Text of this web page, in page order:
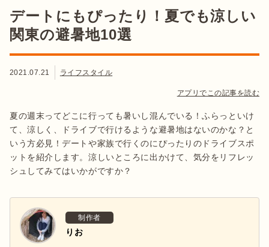
デートにもぴったり！夏でも涼しい
関東の避暑地10選
2021.07.21 ライフスタイル
アプリでこの記事を読む
夏の週末ってどこに行っても暑いし混んでいる！ふらっといけ
て、涼しく、ドライブで行けるような避暑地はないのかな？と
いう方必見！デートや家族で行くのにぴったりのドライブスポ
ットを紹介します。涼しいところに出かけて、気分をリフレッ
シュしてみてはいかがですか？
制作者
りお